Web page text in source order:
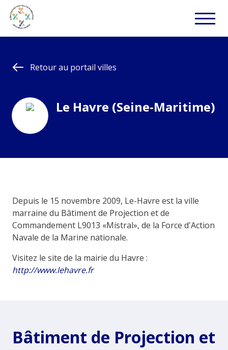
Retour au portail villes
Le Havre (Seine-Maritime)
Depuis le 15 novembre 2009, Le-Havre est la ville
marraine du Bâtiment de Projection et de
Commandement L9013 «Mistral», de la Force d'Action
Navale de la Marine nationale.
Visitez le site de la mairie du Havre :
http://www.lehavre.fr
Bâtiment de Projection et